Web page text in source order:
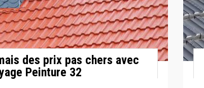
des prix pas chers avec
Peinture 32